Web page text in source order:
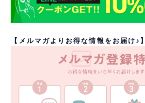
【メルマガよりお得な情報をお届け♪】